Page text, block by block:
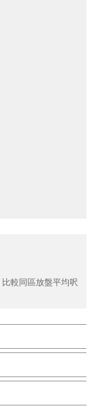
比較同區放盤平均呎